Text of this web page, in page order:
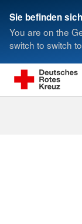
Sie befinden
You are on the
switch to switch